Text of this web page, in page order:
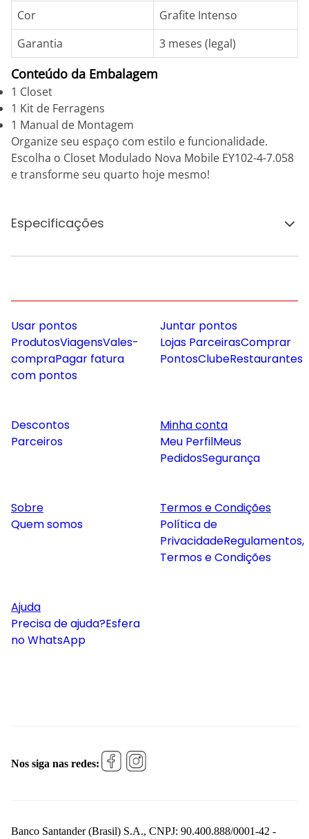
Cor
Grafite Intenso
Garantia
3 meses (legal)
Conteúdo da Embalagem
1 Closet
1 Kit de Ferragens
1 Manual de Montagem
Organize seu espaço com estilo e funcionalidade.
Escolha o Closet Modulado Nova Mobile EY102-4-7.058
e transforme seu quarto hoje mesmo!
Especificações
Usar pontos
ProdutosViagensVales-
compraPagar fatura
com pontos
Juntar pontos
Lojas ParceirasComprar
PontosClubeRestaurantes
Descontos
Parceiros
Minha conta
Meu PerfilMeus
PedidosSegurança
Sobre
Quem somos
Termos e Condições
Política de
PrivacidadeRegulamentos,
Termos e Condições
Ajuda
Precisa de ajuda?Esfera
no WhatsApp
Nos siga nas redes:
Banco Santander (Brasil) S.A., CNPJ: 90.400.888/0001-42 -